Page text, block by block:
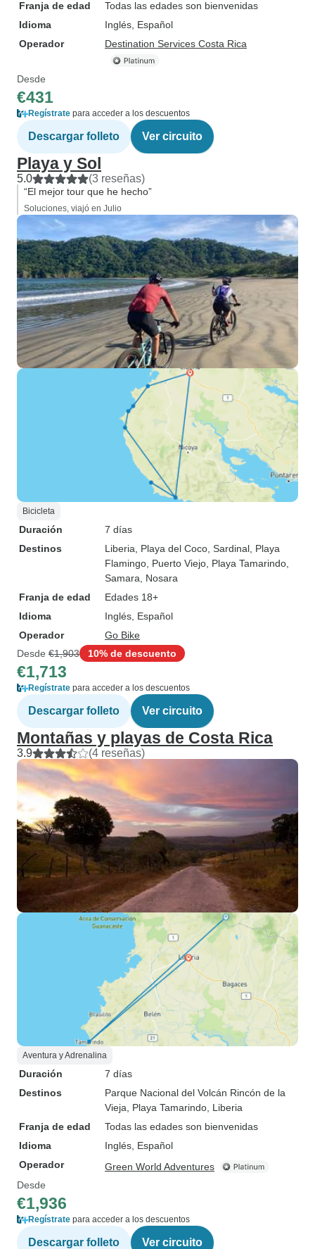
Franja de edad
Todas las edades son bienvenidas
Idioma
Inglés, Español
Operador
Destination Services Costa Rica
Desde
€431
Regístrate para acceder a los descuentos
Descargar folleto Ver circuito
Playa y Sol
5.0 (3 reseñas)
“El mejor tour que he hecho”
Soluciones, viajó en Julio
Bicicleta
Duración
7 días
Destinos
Liberia , Playa del Coco, Sardinal , Playa
Flamingo , Puerto Viejo , Playa Tamarindo
Samara , Nosara
Franja de edad
Edades 18+
Idioma
Inglés, Español
Operador
Go Bike
Desde €1,903 10% de descuento
€1,713
Regístrate para acceder a los descuentos
Descargar folleto Ver circuito
Montañas y playas de Costa Rica
3.9 (4 reseñas)
Aventura y Adrenalina
Duración
7 días
Destinos
Parque Nacional del Volcán Rincón de la
Vieja , Playa Tamarindo , Liberia
Franja de edad
Todas las edades son bienvenidas
Idioma
Inglés, Español
Operador
Green World Adventures
Desde
€1,936
Regístrate para acceder a los descuentos
Descargar folleto Ver circuito